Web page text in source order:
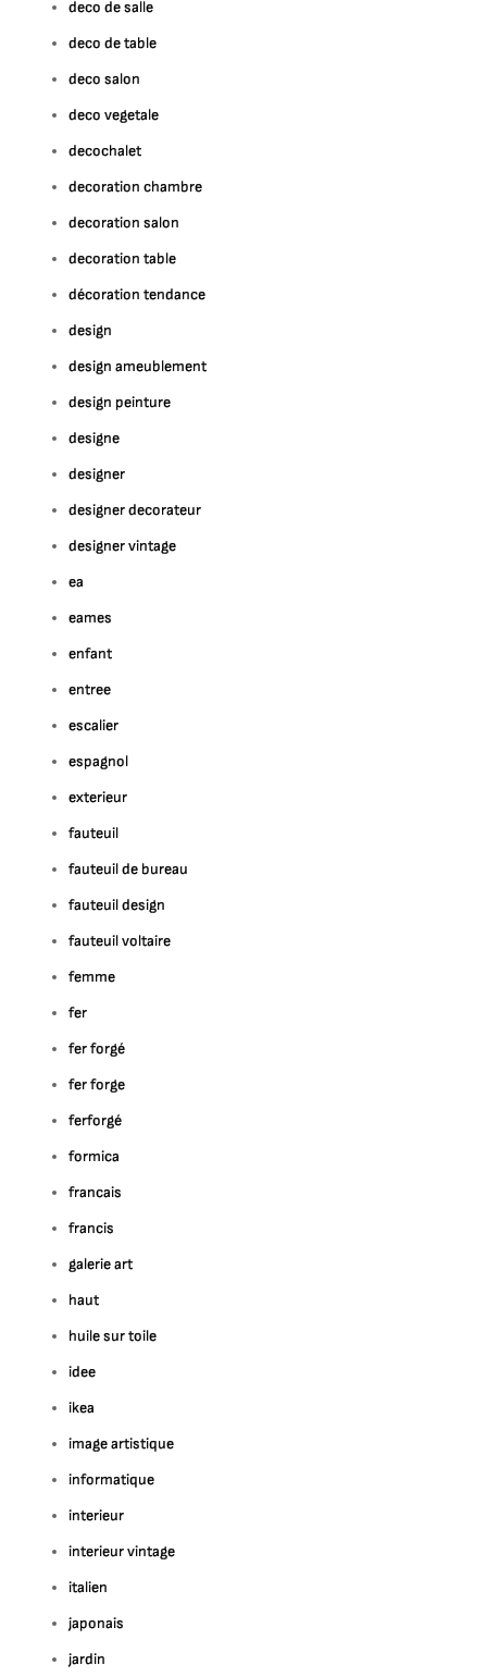
deco de salle
deco de table
deco salon
deco vegetale
decochalet
decoration chambre
decoration salon
decoration table
décoration tendance
design
design ameublement
design peinture
designe
designer
designer decorateur
designer vintage
ea
eames
enfant
entree
escalier
espagnol
exterieur
fauteuil
fauteuil de bureau
fauteuil design
fauteuil voltaire
femme
fer
fer forgé
fer forge
ferforgé
formica
francais
francis
galerie art
haut
huile sur toile
idee
ikea
image artistique
informatique
interieur
interieur vintage
italien
japonais
jardin